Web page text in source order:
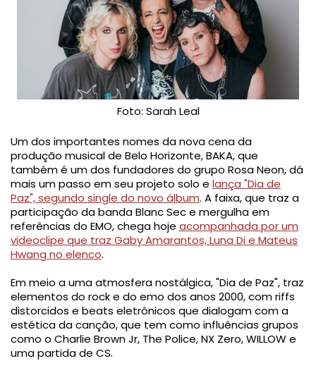
Foto: Sarah Leal
Um dos importantes nomes da nova cena da
produção musical de Belo Horizonte, BAKA, que
também é um dos fundadores do grupo Rosa Neon, dá
mais um passo em seu projeto solo e lança "Dia de
Paz", segundo single do novo álbum. A faixa, que traz a
participação da banda Blanc Sec e mergulha em
referências do EMO, chega hoje acompanhada por um
videoclipe que traz Gaby Amarantos, Luna Di e Mateus
Hwang no elenco.
Em meio a uma atmosfera nostálgica, "Dia de Paz", traz
elementos do rock e do emo dos anos 2000, com riffs
distorcidos e beats eletrônicos que dialogam com a
estética da canção, que tem como influências grupos
como o Charlie Brown Jr, The Police, NX Zero, WILLOW e
uma partida de CS.